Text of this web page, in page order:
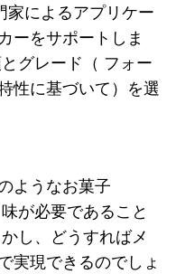
家によるアプリケー
ーをサポートしま
グレード（ フォー
性に基づいて）を選
ようなお菓子
が必要であること
し、どうすればメ
実現できるのでしょ